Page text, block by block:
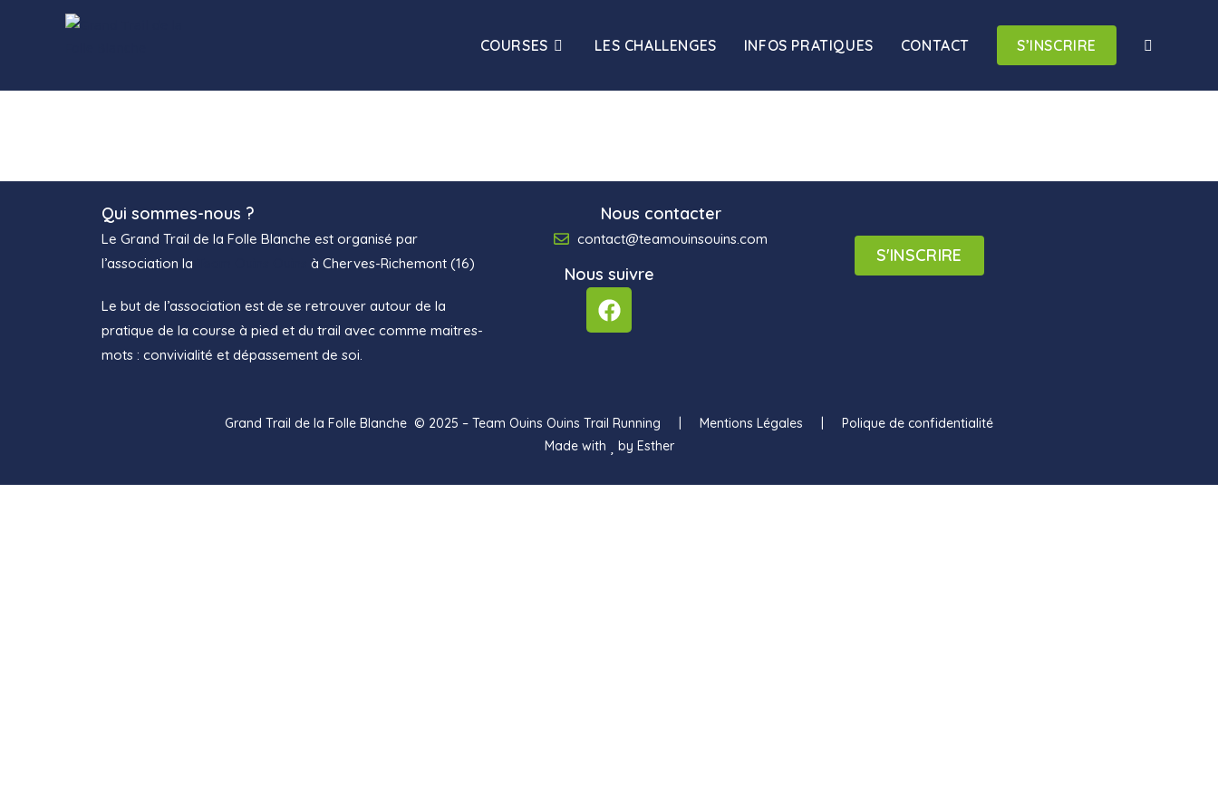
COURSES LES CHALLENGES INFOS PRATIQUES CONTACT S’INSCRIRE
Qui sommes-nous ?
Le Grand Trail de la Folle Blanche est organisé par
l’association la
à Cherves-Richemont (16)
Le but de l’association est de se retrouver autour de la
pratique de la course à pied et du trail avec comme maitres-
mots : convivialité et dépassement de soi.
Nous contacter
contact@teamouinsouins.com
Nous suivre
S'INSCRIRE
Grand Trail de la Folle Blanche © 2025 – Team Ouins Ouins Trail Running | Mentions Légales | Polique de confidentialité
Made with
by Esther